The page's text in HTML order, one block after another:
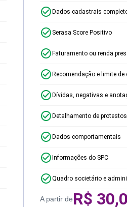
Dados cadastrais
Serasa Score Positivo
Faturamento ou renda
Recomendação e limite de
Dívidas, negativas e
Detalhamento de protestos
Dados comportamentais
Informações do SPC
Quadro societário e
A partir deR$